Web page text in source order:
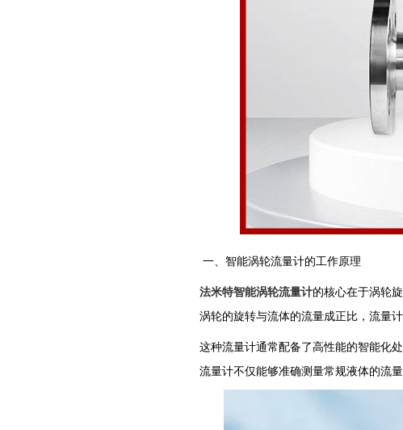
一、智能涡轮流量计的工作原理
法米特智能涡轮流量计的核心在于涡轮
涡轮的旋转与流体的流量成正比，流量
这种流量计通常配备了高性能的智能化
流量计不仅能够准确测量常规液体的流